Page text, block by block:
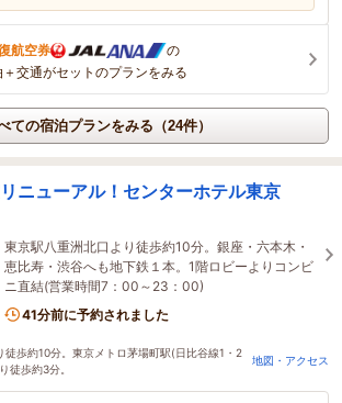
航空券
の
＋交通がセットのプランをみる
ての宿泊プランをみる（24件）
ニューアル！センターホテル東京
東京駅八重洲北口より徒歩約10分。銀座・六本木・
恵比寿・渋谷へも地下鉄１本。1階ロビーよりコンビ
ニ直結(営業時間7：00～23：00)
41分前に予約されました
徒歩約10分。東京メトロ茅場町駅(日比谷線1・2
徒歩約3分。
地図・アクセス